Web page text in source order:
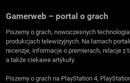
Gamerweb – portal o grach
Piszemy o grach, nowoczesnych
produkcjach telewizyjnych. Na łamach
recenzje, informacje o premierach, relacje z
a także ciekawe artykuły.
Piszemy o grach na PlayStation 4,